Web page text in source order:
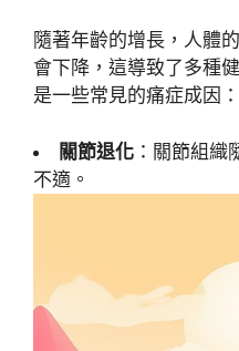
隨著年齡的增長，人體
會下降，這導致了多種
是一些常見的痛症成因：
關節退化 ：關節組織
不適。